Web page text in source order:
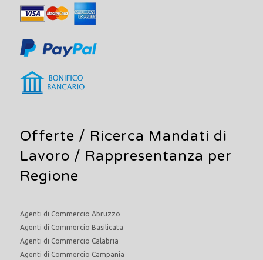
Offerte / Ricerca Mandati di
Lavoro / Rappresentanza per
Regione
Agenti di Commercio Abruzzo
Agenti di Commercio Basilicata
Agenti di Commercio Calabria
Agenti di Commercio Campania